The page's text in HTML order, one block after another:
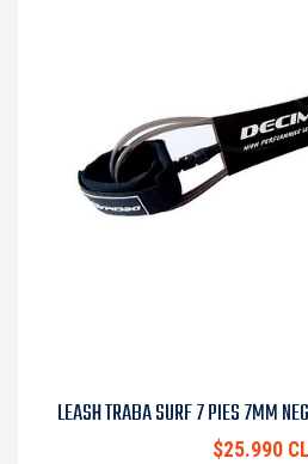
LEASH TRABA SURF 7 PIES 7MM
$25.990